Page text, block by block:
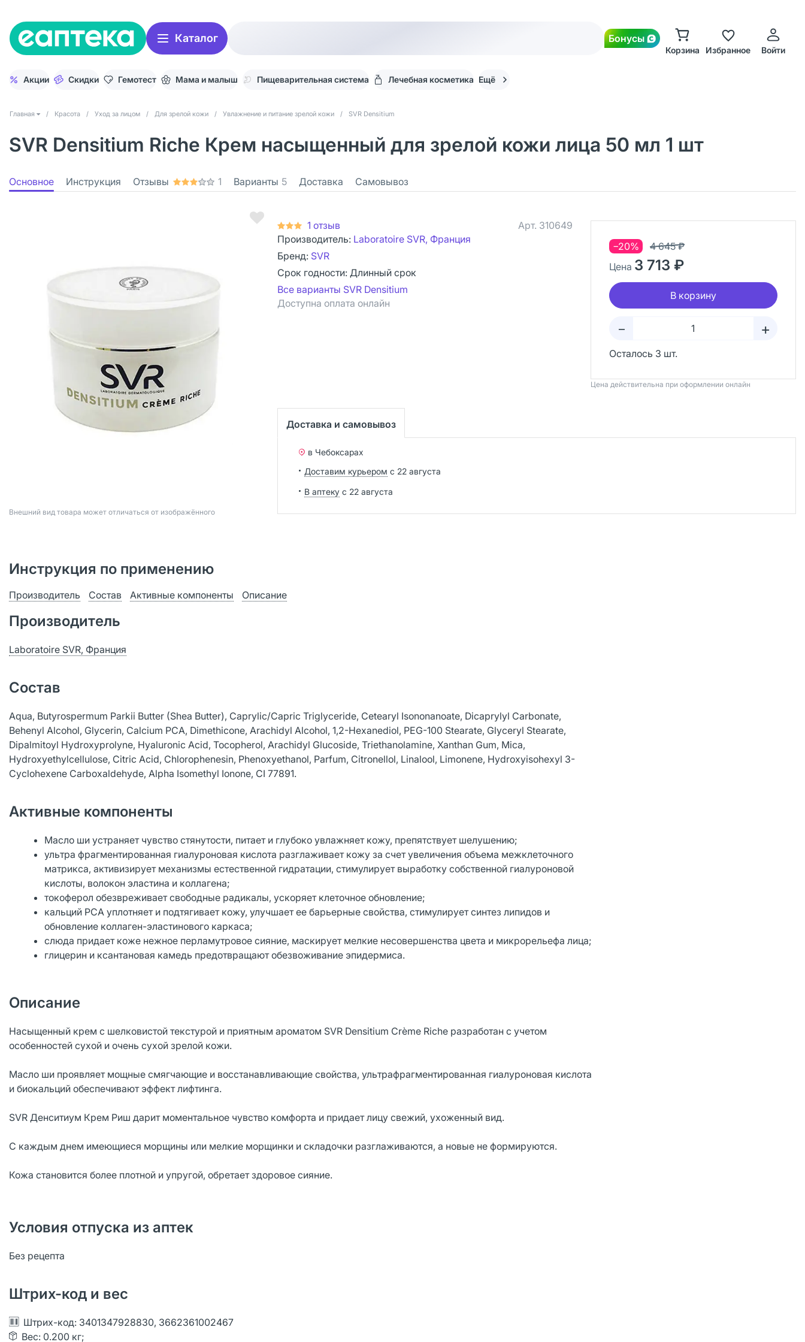
Каталог Бонусы
Корзина Избранное Войти
Акции Скидки Гемотест Мама и малыш Пищеварительная система Лечебная косметика Ещё
Главная / Красота / Уход за лицом / Для зрелой кожи / Увлажнение и питание зрелой кожи / SVR Densitium
SVR Densitium Riche Крем насыщенный для зрелой кожи лица 50 мл 1 шт
Основное Инструкция Отзывы 1 Варианты 5 Доставка Самовывоз
Bнешний вид товара может отличаться от изображённого
1 отзыв Арт. 310649
Производитель: Laboratoire SVR, Франция
Бренд: SVR
Срок годности: Длинный срок
Все варианты SVR Densitium
Доступна оплата онлайн
−20%
4 645 ₽
Цена 3 713 ₽
В корзину
– +
Осталось 3 шт.
Цена действительна при оформлении онлайн
Доставка и самовывоз
в Чебоксарах
Доставим курьером с 22 августа
В аптеку с 22 августа
Инструкция по применению
Производитель Состав Активные компоненты Описание
Производитель
Laboratoire SVR, Франция
Состав
Aqua, Butyrospermum Parkii Butter (Shea Butter), Caprylic/Capric Triglyceride, Cetearyl Isononanoate, Dicaprylyl Carbonate,
Behenyl Alcohol, Glycerin, Calcium PCA, Dimethicone, Arachidyl Alcohol, 1,2-Hexanediol, PEG-100 Stearate, Glyceryl Stearate,
Dipalmitoyl Hydroxyprolyne, Hyaluronic Аcid, Tocopherol, Arachidyl Glucoside, Triethanolamine, Xanthan Gum, Mica,
Hydroxyethylcellulose, Citric Аcid, Chlorophenesin, Phenoxyethanol, Parfum, Citronellol, Linalool, Limonene, Hydroxyisohexyl 3-
Cyclohexene Carboxaldehyde, Alpha Isomethyl Ionone, CI 77891.
Активные компоненты
Масло ши устраняет чувство стянутости, питает и глубоко увлажняет кожу, препятствует шелушению;
ультра фрагментированная гиалуроновая кислота разглаживает кожу за счет увеличения объема межклеточного
матрикса, активизирует механизмы естественной гидратации, стимулирует выработку собственной гиалуроновой
кислоты, волокон эластина и коллагена;
токоферол обезвреживает свободные радикалы, ускоряет клеточное обновление;
кальций PCA уплотняет и подтягивает кожу, улучшает ее барьерные свойства, стимулирует синтез липидов и
обновление коллаген-эластинового каркаса;
слюда придает коже нежное перламутровое сияние, маскирует мелкие несовершенства цвета и микрорельефа лица;
глицерин и ксантановая камедь предотвращают обезвоживание эпидермиса.
Описание
Насыщенный крем с шелковистой текстурой и приятным ароматом SVR Densitium Crème Riche разработан с учетом
особенностей сухой и очень сухой зрелой кожи.
Масло ши проявляет мощные смягчающие и восстанавливающие свойства, ультрафрагментированная гиалуроновая кислота
и биокальций обеспечивают эффект лифтинга.
SVR Денситиум Крем Риш дарит моментальное чувство комфорта и придает лицу свежий, ухоженный вид.
С каждым днем имеющиеся морщины или мелкие морщинки и складочки разглаживаются, а новые не формируются.
Кожа становится более плотной и упругой, обретает здоровое сияние.
Условия отпуска из аптек
Без рецепта
Штрих-код и вес
Штрих-код: 3401347928830, 3662361002467
Вес: 0.200 кг;